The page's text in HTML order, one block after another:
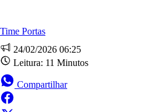
Time Portas
24/02/2026 06:25
Leitura: 11 Minutos
Compartilhar